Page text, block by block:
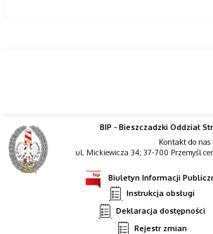
BIP - Bieszczadzki Oddział
Kontakt do nas
ul. Mickiewicza 34; 37-700 Przemyśl
Biuletyn Informacji
Instrukcja obsługi
Deklaracja dostępności
Rejestr zmian